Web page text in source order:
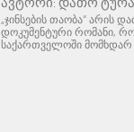
„ჯინსების თაობა“ არის
დოკუმენტური რომანი,
საქართველოში